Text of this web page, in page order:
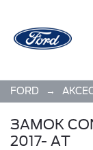
FORD →
ЗАМОК
2017- АT